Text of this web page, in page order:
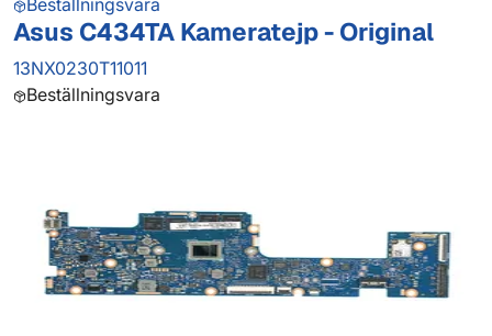
Beställningsvara
Asus C434TA Kameratejp - Original
13NX0230T11011
Beställningsvara